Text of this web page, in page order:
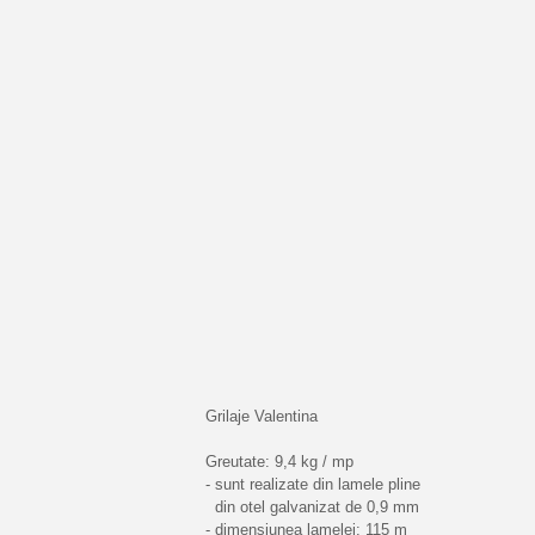
Grilaje Valentina
Greutate: 9,4 kg / mp
- sunt realizate din lamele pline
din otel galvanizat de 0,9 mm
- dimensiunea lamelei: 115 m